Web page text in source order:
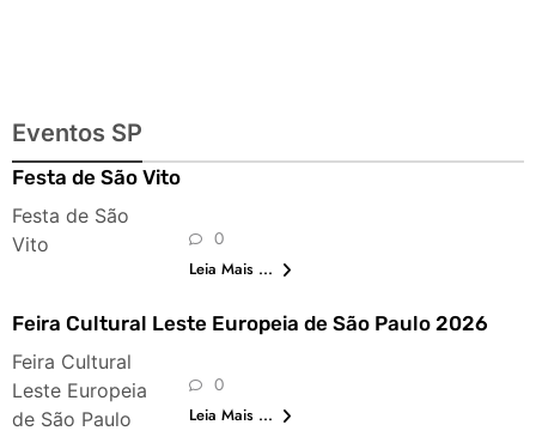
Eventos SP
Festa de São Vito
Festa de São
Vito
0
Leia Mais ...
Feira Cultural Leste Europeia de São Paulo 2026
Feira Cultural
Leste Europeia
de São Paulo
0
Leia Mais ...